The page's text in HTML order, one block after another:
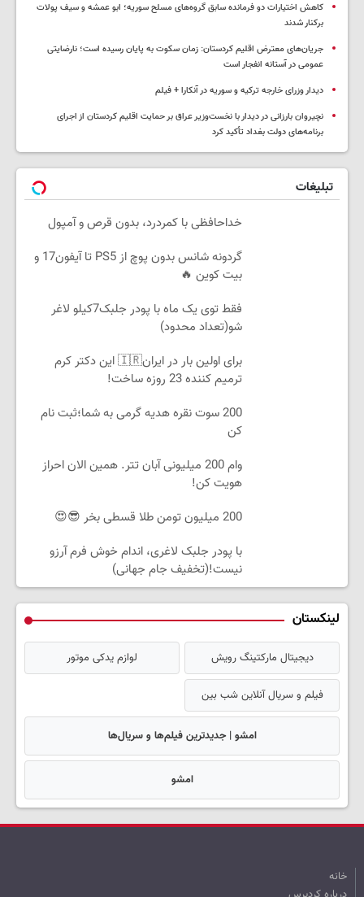
کاهش اختیارات دو فرمانده سابق گروه‌های مسلح سوریه؛ ابو عمشه و سیف پولات
برکنار شدند
جریان‌های معترض اقلیم کردستان: زمان سکوت به پایان رسیده است؛ نارضایتی
عمومی در آستانه انفجار است
دیدار وزرای خارجه ترکیه و سوریه در آنکارا + فیلم
نچیروان بارزانی در دیدار با نخست‌وزیر عراق بر حمایت اقلیم کردستان از اجرای
برنامه‌های دولت بغداد تأکید کرد
تبلیغات
خداحافظی با کمردرد، بدون قرص و آمپول
گردونه شانس بدون پوچ از PS5 تا آیفون17 و
بیت کوین 🔥
فقط توی یک ماه با پودر جلبک7کیلو لاغر
شو(تعداد محدود)
برای اولین بار در ایران🇮🇷 این دکتر کرم
ترمیم کننده 23 روزه ساخت!
200 سوت نقره هدیه گرمی به شما؛ثبت نام
کن
وام 200 میلیونی آبان تتر. همین الان احراز
هویت کن!
200 میلیون تومن طلا قسطی بخر 😎😍
با پودر جلبک لاغری، اندام خوش فرم آرزو
نیست!(تخفیف جام جهانی)
لینکستان
دیجیتال مارکتینگ رویش لوازم یدکی موتور
فیلم و سریال آنلاین شب بین
امشو | جدیدترین فیلم‌ها و سریال‌ها
امشو
خانه